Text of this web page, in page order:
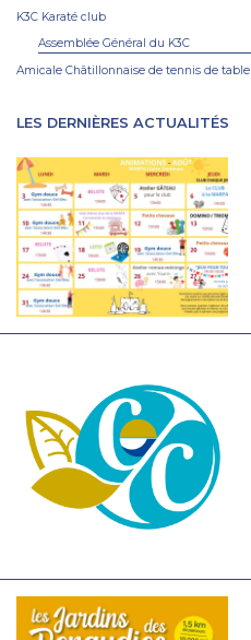
K3C Karaté club
Assemblée Général du K3C
Amicale Châtillonnaise de tennis de table
LES DERNIÈRES ACTUALITÉS